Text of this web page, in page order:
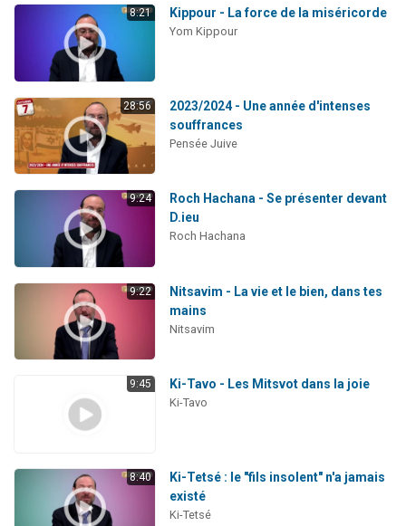
8:21 Kippour - La force de la miséricorde
Yom Kippour
28:56
2023/2024 - Une année d'intenses
souffrances
Pensée Juive
9:24
Roch Hachana - Se présenter devant
D.ieu
Roch Hachana
9:22
Nitsavim - La vie et le bien, dans tes
mains
Nitsavim
9:45 Ki-Tavo - Les Mitsvot dans la joie
Ki-Tavo
8:40
Ki-Tetsé : le "fils insolent" n'a jamais
existé
Ki-Tetsé